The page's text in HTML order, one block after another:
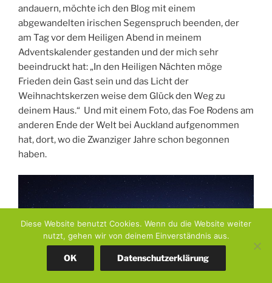
andauern, möchte ich den Blog mit einem
abgewandelten irischen Segenspruch beenden, der
am Tag vor dem Heiligen Abend in meinem
Adventskalender gestanden und der mich sehr
beeindruckt hat: „In den Heiligen Nächten möge
Frieden dein Gast sein und das Licht der
Weihnachtskerzen weise dem Glück den Weg zu
deinem Haus.“ Und mit einem Foto, das Foe Rodens am
anderen Ende der Welt bei Auckland aufgenommen
hat, dort, wo die Zwanziger Jahre schon begonnen
haben.
Diese Website benutzt Cookies. Wenn du die Website weiter
nutzt, gehen wir von deinem Einverständnis aus.
OK Datenschutzerklärung